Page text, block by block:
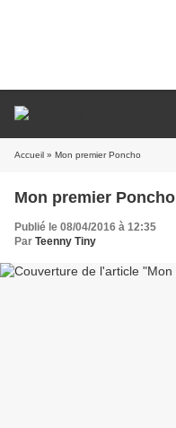
Accueil » Mon premier Poncho
Mon premier Poncho
Publié le 08/04/2016 à 12:35
Par Teenny Tiny